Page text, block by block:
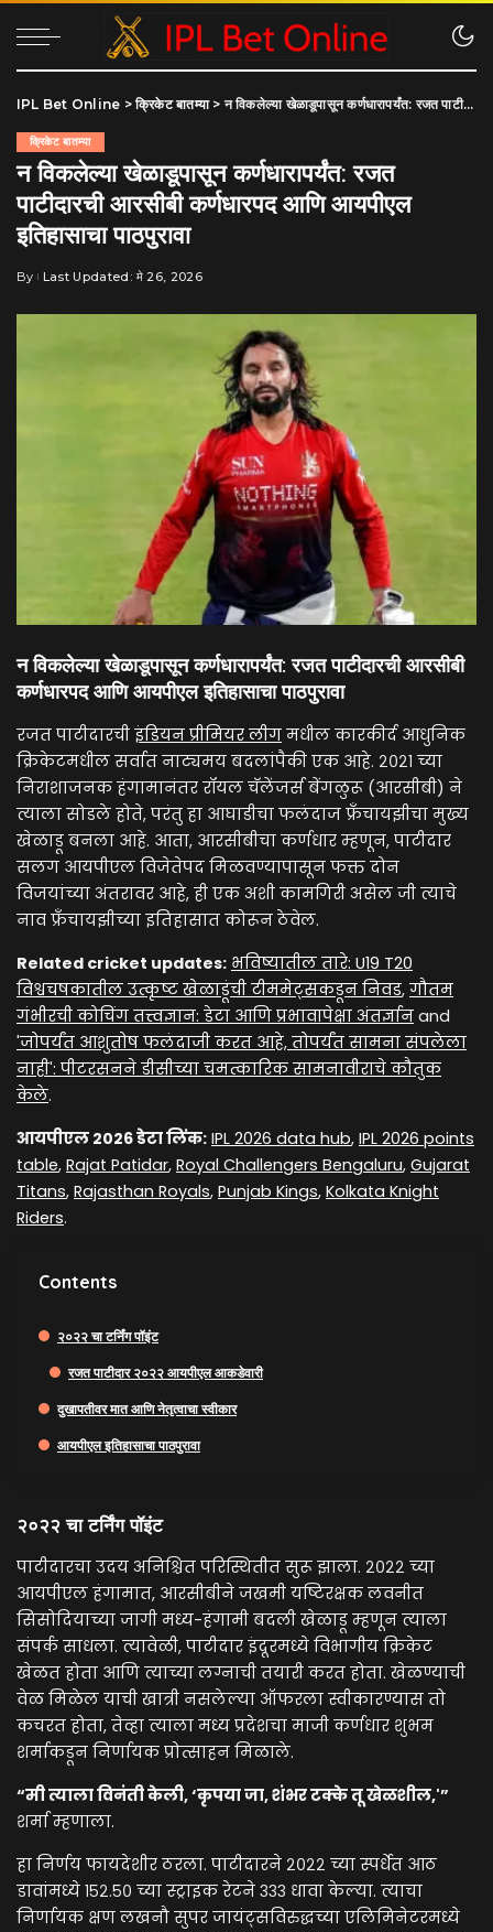
IPL Bet Online >क्रिकेट बातम्या> न विकलेल्या खेळाडूपासून कर्णधारापर्यंत: रजत पाटीदारची आरसीबी कर्णधारपद आणि आयपीएल इतिहासाचा पाठपुरावा
क्रिकेट बातम्या
न विकलेल्या खेळाडूपासून कर्णधारापर्यंत: रजत
पाटीदारची आरसीबी कर्णधारपद आणि आयपीएल
इतिहासाचा पाठपुरावा
Posted
By Last Updated: मे 26, 2026
न विकलेल्या खेळाडूपासून कर्णधारापर्यंत: रजत पाटीदारची आरसीबी
कर्णधारपद आणि आयपीएल इतिहासाचा पाठपुरावा
रजत पाटीदारची इंडियन प्रीमियर लीग मधील कारकीर्द आधुनिक
क्रिकेटमधील सर्वात नाट्यमय बदलांपैकी एक आहे. २०२१ च्या
निराशाजनक हंगामानंतर रॉयल चॅलेंजर्स बेंगळुरू (आरसीबी) ने
त्याला सोडले होते, परंतु हा आघाडीचा फलंदाज फ्रँचायझीचा मुख्य
खेळाडू बनला आहे. आता, आरसीबीचा कर्णधार म्हणून, पाटीदार
सलग आयपीएल विजेतेपद मिळवण्यापासून फक्त दोन
विजयांच्या अंतरावर आहे, ही एक अशी कामगिरी असेल जी त्याचे
नाव फ्रँचायझीच्या इतिहासात कोरून ठेवेल.
Related cricket updates: भविष्यातील तारे: U19 T20
विश्वचषकातील उत्कृष्ट खेळाडूंची टीममेट्सकडून निवड, गौतम
गंभीरची कोचिंग तत्त्वज्ञान: डेटा आणि प्रभावापेक्षा अंतर्ज्ञान and
'जोपर्यंत आशुतोष फलंदाजी करत आहे, तोपर्यंत सामना संपलेला
नाही': पीटरसनने डीसीच्या चमत्कारिक सामनावीराचे कौतुक
केले.
आयपीएल 2026 डेटा लिंक: IPL 2026 data hub, IPL 2026 points
table, Rajat Patidar, Royal Challengers Bengaluru, Gujarat
Titans, Rajasthan Royals, Punjab Kings, Kolkata Knight
Riders.
Contents
२०२२ चा टर्निंग पॉइंट
रजत पाटीदार २०२२ आयपीएल आकडेवारी
दुखापतीवर मात आणि नेतृत्वाचा स्वीकार
आयपीएल इतिहासाचा पाठपुरावा
२०२२ चा टर्निंग पॉइंट
पाटीदारचा उदय अनिश्चित परिस्थितीत सुरू झाला. २०२२ च्या
आयपीएल हंगामात, आरसीबीने जखमी यष्टिरक्षक लवनीत
सिसोदियाच्या जागी मध्य-हंगामी बदली खेळाडू म्हणून त्याला
संपर्क साधला. त्यावेळी, पाटीदार इंदूरमध्ये विभागीय क्रिकेट
खेळत होता आणि त्याच्या लग्नाची तयारी करत होता. खेळण्याची
वेळ मिळेल याची खात्री नसलेल्या ऑफरला स्वीकारण्यास तो
कचरत होता, तेव्हा त्याला मध्य प्रदेशचा माजी कर्णधार शुभम
शर्माकडून निर्णायक प्रोत्साहन मिळाले.
“मी त्याला विनंती केली, ‘कृपया जा, शंभर टक्के तू खेळशील,'”
शर्मा म्हणाला.
हा निर्णय फायदेशीर ठरला. पाटीदारने २०२२ च्या स्पर्धेत आठ
डावांमध्ये १५२.५० च्या स्ट्राइक रेटने ३३३ धावा केल्या. त्याचा
निर्णायक क्षण लखनौ सुपर जायंट्सविरुद्धच्या एलिमिनेटरमध्ये